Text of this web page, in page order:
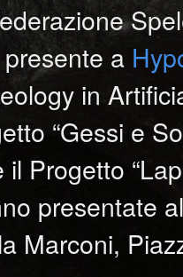
a
in
“Gessi e
Progetto
presentate
Marconi,